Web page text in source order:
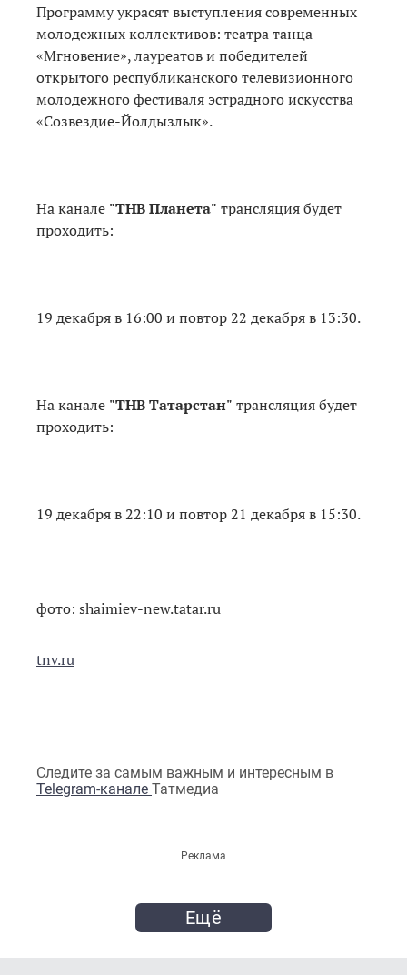
Программу украсят выступления современных
молодежных коллективов: театра танца
«Мгновение», лауреатов и победителей
открытого республиканского телевизионного
молодежного фестиваля эстрадного искусства
«Созвездие-Йолдызлык».
На канале "ТНВ Планета" трансляция будет
проходить:
19 декабря в 16:00 и повтор 22 декабря в 13:30.
На канале "ТНВ Татарстан" трансляция будет
проходить:
19 декабря в 22:10 и повтор 21 декабря в 15:30.
фото: shaimiev-new.tatar.ru
tnv.ru
Следите за самым важным и интересным в
Telegram-канале Татмедиа
Реклама
Ещё